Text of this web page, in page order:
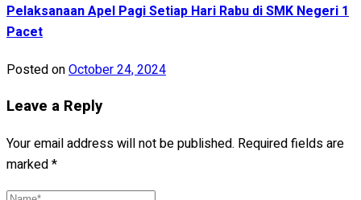
Pelaksanaan Apel Pagi Setiap Hari Rabu di SMK Negeri 1
Pacet
Posted onOctober 24, 2024
Leave a Reply
Your email address will not be published. Required fields are
marked*